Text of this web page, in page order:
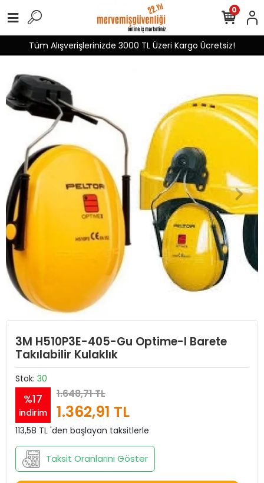
Tüm Alışverişlerinizde 3000 TL Üzeri Kargo Ücretsiz!
0
3M H510P3E-405-Gu Optime-I Barete
Takılabilir Kulaklık
Stok: 30
%17
indirim
1.648,71 TL
1.362,91 TL
113,58 TL 'den başlayan taksitlerle
Taksit Oranlarını Göster